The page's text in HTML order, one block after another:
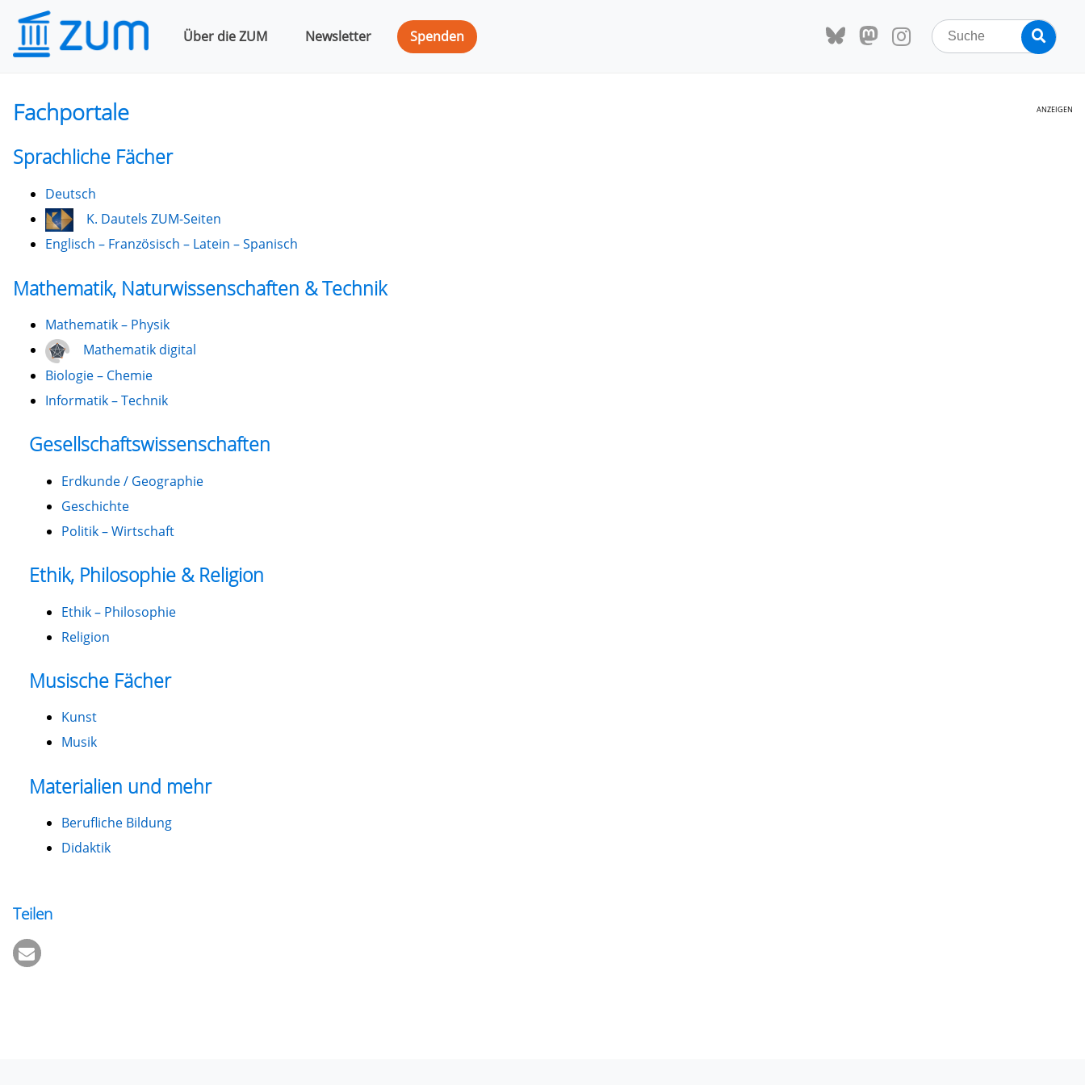
Über die ZUM Newsletter Spenden
Search
for:
Fachportale
Sprachliche Fächer
Deutsch
K. Dautels ZUM-Seiten
Englisch – Französisch – Latein – Spanisch
Mathematik, Naturwissenschaften & Technik
Mathematik – Physik
Mathematik digital
Biologie – Chemie
Informatik – Technik
Gesellschaftswissenschaften
Erdkunde / Geographie
Geschichte
Politik – Wirtschaft
Ethik, Philosophie & Religion
Ethik – Philosophie
Religion
Musische Fächer
Kunst
Musik
Materialien und mehr
Berufliche Bildung
Didaktik
Teilen
ANZEIGEN